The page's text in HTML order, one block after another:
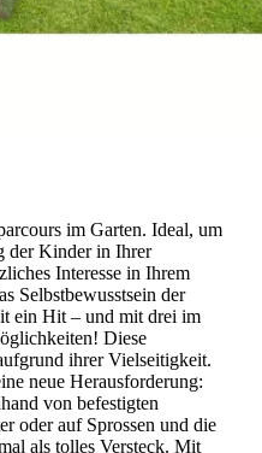
im Garten. Ideal, um
der Kinder in Ihrer
Interesse in Ihrem
Selbstbewusstsein der
ein Hit – und mit drei im
Diese
ihrer Vielseitigkeit.
neue Herausforderung:
von befestigten
oder auf Sprossen und die
als tolles Versteck. Mit